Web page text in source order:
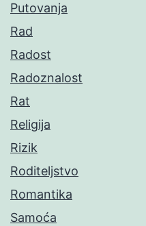
Putovanja
Rad
Radost
Radoznalost
Rat
Religija
Rizik
Roditeljstvo
Romantika
Samoća